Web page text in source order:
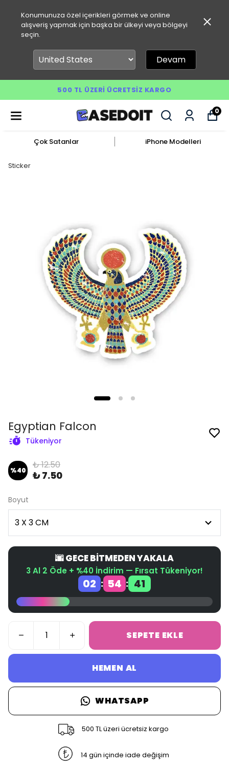
Konumunuza özel içerikleri görmek ve online
alışveriş yapmak için başka bir ülkeyi veya bölgeyi
seçin.
Devam
500 TL ÜZERI ÜCRETSIZ KARGO
0
Çok Satanlar iPhone Modelleri
Sticker
Egyptian Falcon
Tükeniyor
%40 ₺ 12.50
₺ 7.50
Boyut
🌆 GECE BİTMEDEN YAKALA
3 Al 2 Öde + %40 İndirim — Fırsat Tükeniyor!
02 : 54 : 41
SEPETE EKLE
HEMEN AL
WHATSAPP
500 TL üzeri ücretsiz kargo
14 gün içinde iade değişim